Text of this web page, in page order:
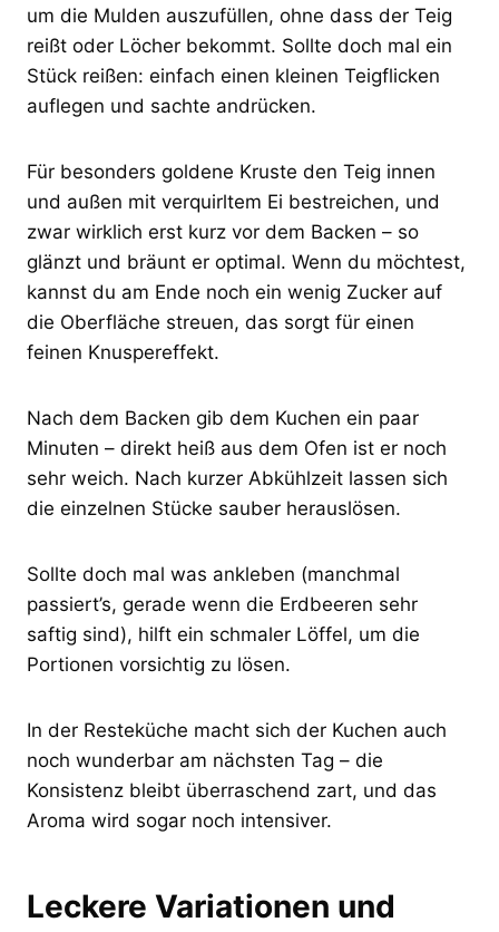
um die Mulden auszufüllen, ohne dass der Teig
reißt oder Löcher bekommt. Sollte doch mal ein
Stück reißen: einfach einen kleinen Teigflicken
auflegen und sachte andrücken.
Für besonders goldene Kruste den Teig innen
und außen mit verquirltem Ei bestreichen, und
zwar wirklich erst kurz vor dem Backen – so
glänzt und bräunt er optimal. Wenn du möchtest,
kannst du am Ende noch ein wenig Zucker auf
die Oberfläche streuen, das sorgt für einen
feinen Knuspereffekt.
Nach dem Backen gib dem Kuchen ein paar
Minuten – direkt heiß aus dem Ofen ist er noch
sehr weich. Nach kurzer Abkühlzeit lassen sich
die einzelnen Stücke sauber herauslösen.
Sollte doch mal was ankleben (manchmal
passiert’s, gerade wenn die Erdbeeren sehr
saftig sind), hilft ein schmaler Löffel, um die
Portionen vorsichtig zu lösen.
In der Resteküche macht sich der Kuchen auch
noch wunderbar am nächsten Tag – die
Konsistenz bleibt überraschend zart, und das
Aroma wird sogar noch intensiver.
Leckere Variationen und